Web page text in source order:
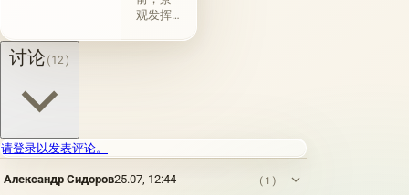
观发挥
前，在
它开始
讨论(12)
请登录以发表评论。
Александр Сидоров25.07, 12:44 (1)